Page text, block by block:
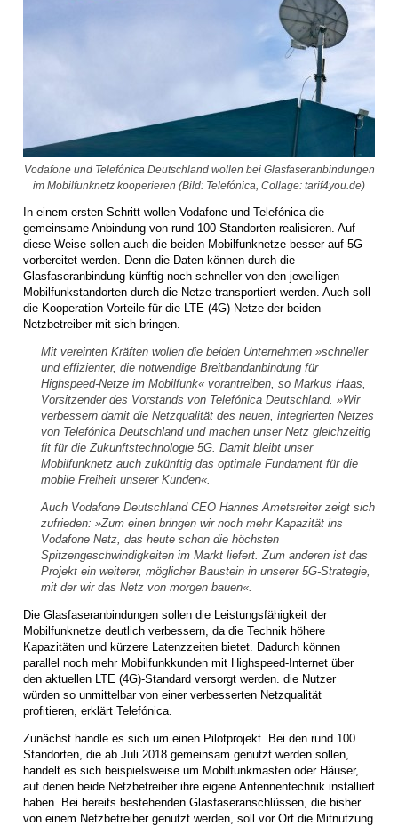
Vodafone und Telefónica Deutschland wollen bei Glasfaseranbindungen
im Mobilfunknetz kooperieren (Bild: Telefónica, Collage: tarif4you.de)
In einem ersten Schritt wollen Vodafone und Telefónica die
gemeinsame Anbindung von rund 100 Standorten realisieren. Auf
diese Weise sollen auch die beiden Mobilfunknetze besser auf 5G
vorbereitet werden. Denn die Daten können durch die
Glasfaseranbindung künftig noch schneller von den jeweiligen
Mobilfunkstandorten durch die Netze transportiert werden. Auch soll
die Kooperation Vorteile für die LTE (4G)-Netze der beiden
Netzbetreiber mit sich bringen.
Mit vereinten Kräften wollen die beiden Unternehmen »schneller
und effizienter, die notwendige Breitbandanbindung für
Highspeed-Netze im Mobilfunk« vorantreiben, so Markus Haas,
Vorsitzender des Vorstands von Telefónica Deutschland. »Wir
verbessern damit die Netzqualität des neuen, integrierten Netzes
von Telefónica Deutschland und machen unser Netz gleichzeitig
fit für die Zukunftstechnologie 5G. Damit bleibt unser
Mobilfunknetz auch zukünftig das optimale Fundament für die
mobile Freiheit unserer Kunden«.
Auch Vodafone Deutschland CEO Hannes Ametsreiter zeigt sich
zufrieden: »Zum einen bringen wir noch mehr Kapazität ins
Vodafone Netz, das heute schon die höchsten
Spitzengeschwindigkeiten im Markt liefert. Zum anderen ist das
Projekt ein weiterer, möglicher Baustein in unserer 5G-Strategie,
mit der wir das Netz von morgen bauen«.
Die Glasfaseranbindungen sollen die Leistungsfähigkeit der
Mobilfunknetze deutlich verbessern, da die Technik höhere
Kapazitäten und kürzere Latenzzeiten bietet. Dadurch können
parallel noch mehr Mobilfunkkunden mit Highspeed-Internet über
den aktuellen LTE (4G)-Standard versorgt werden. die Nutzer
würden so unmittelbar von einer verbesserten Netzqualität
profitieren, erklärt Telefónica.
Zunächst handle es sich um einen Pilotprojekt. Bei den rund 100
Standorten, die ab Juli 2018 gemeinsam genutzt werden sollen,
handelt es sich beispielsweise um Mobilfunkmasten oder Häuser,
auf denen beide Netzbetreiber ihre eigene Antennentechnik installiert
haben. Bei bereits bestehenden Glasfaseranschlüssen, die bisher
von einem Netzbetreiber genutzt werden, soll vor Ort die Mitnutzung